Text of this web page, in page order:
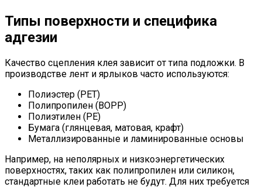
Типы поверхности и специфика
адгезии
Качество сцепления клея зависит от типа подложки. В
производстве лент и ярлыков часто используются:
Полиэстер (PET)
Полипропилен (BOPP)
Полиэтилен (PE)
Бумага (глянцевая, матовая, крафт)
Металлизированные и ламинированные основы
Например, на неполярных и низкоэнергетических
поверхностях, таких как полипропилен или силикон,
стандартные клеи работать не будут. Для них требуется